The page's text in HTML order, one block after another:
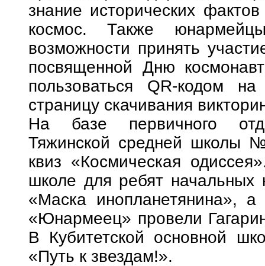
знание исторических
космос. Также
возможности принять
посвященной Дню
пользоваться QR-кодом
страницу скачивания
На базе первичного
Тяжинской средней школы
квиз «Космическая
школе для ребят начальных
«Маска инопланетянина»,
«Юнармеец» провели
В Кубитетской основной
«Путь к звездам!».